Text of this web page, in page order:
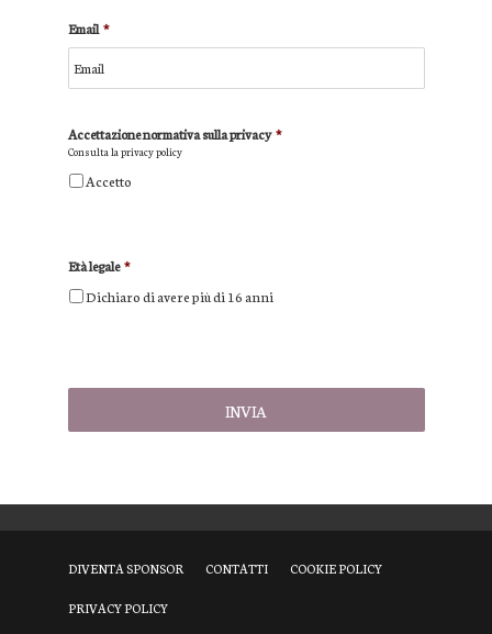
Email *
Accettazione normativa sulla privacy *
Consulta laprivacy policy
Accetto
Età legale *
Dichiaro di avere più di 16 anni
DIVENTA SPONSOR CONTATTI COOKIE POLICY
PRIVACY POLICY